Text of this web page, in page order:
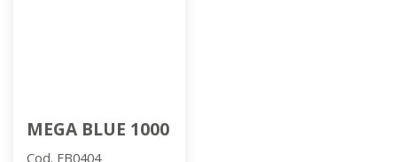
MEGA BLUE 1000
Cod. FB0404